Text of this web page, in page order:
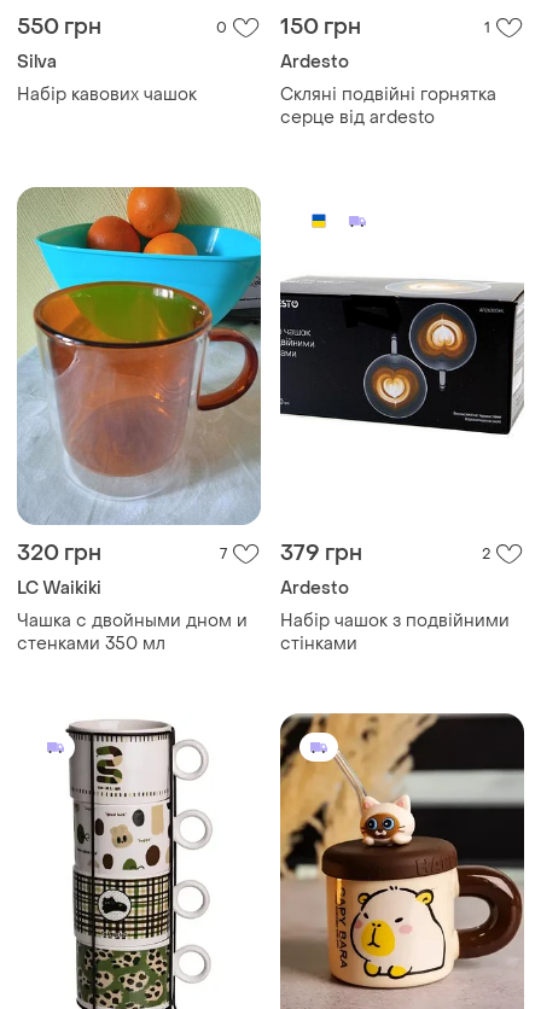
550 грн 0
Silva
Набір кавових чашок
150 грн 1
Ardesto
Скляні подвійні горнятка
серце від ardesto
320 грн 7
LC Waikiki
Чашка с двойными дном и
стенками 350 мл
379 грн 2
Ardesto
Набір чашок з подвійними
стінками